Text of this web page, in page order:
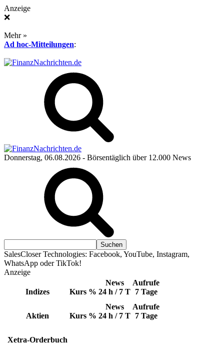
Anzeige
❌
Mehr »
Ad hoc-Mitteilungen:
Donnerstag, 06.08.2026 - Börsentäglich über 12.000 News
SalesCloser Technologies: Facebook, YouTube, Instagram,
WhatsApp oder TikTok!
Anzeige
Indizes Kurs %
News
24 h / 7 T
Aufrufe
7 Tage
Aktien Kurs %
News
24 h / 7 T
Aufrufe
7 Tage
Xetra-Orderbuch